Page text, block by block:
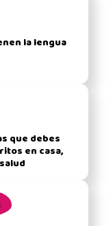
la lengua
que debes
en casa,